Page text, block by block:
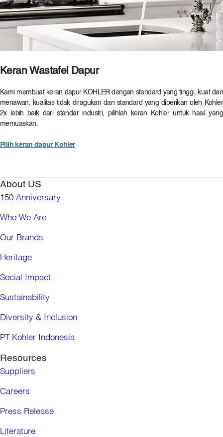
Keran Wastafel Dapur
Kami membuat keran dapur KOHLER dengan standard yang tinggi, kuat dan
menawan, kualitas tidak diragukan dan standard yang diberikan oleh Kohler
2x lebih baik dari standar industri, pilihlah keran Kohler untuk hasil yang
memuaskan.
Pilih keran dapur Kohler
About US
150 Anniversary
Who We Are
Our Brands
Heritage
Social Impact
Sustainability
Diversity & Inclusion
PT Kohler Indonesia
Resources
Suppliers
Careers
Press Release
Literature